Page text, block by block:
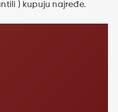
) kupuju najređe.